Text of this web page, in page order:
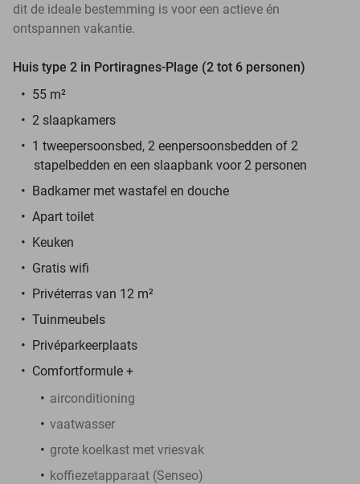
dit de ideale bestemming is voor een actieve én
ontspannen vakantie.
Huis type 2 in Portiragnes-Plage (2 tot 6 personen)
55 m²
2 slaapkamers
1 tweepersoonsbed, 2 eenpersoonsbedden of 2
stapelbedden en een slaapbank voor 2 personen
Badkamer met wastafel en douche
Apart toilet
Keuken
Gratis wifi
Privéterras van 12 m²
Tuinmeubels
Privéparkeerplaats
Comfortformule +
airconditioning
vaatwasser
grote koelkast met vriesvak
koffiezetapparaat (Senseo)